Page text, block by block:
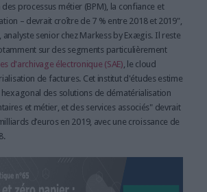
processus métier (BPM), la confiance et
– devrait croître de 7 % entre 2018 et 2019",
analyste senior chez Markess by Exægis. Il reste
sur des segments particulièrement
d'archivage électronique (SAE), le cloud
de factures. Cet institut d'études estime
des solutions de dématérialisation
et métier, et des services associés" devrait
d’euros en 2019, avec une croissance de